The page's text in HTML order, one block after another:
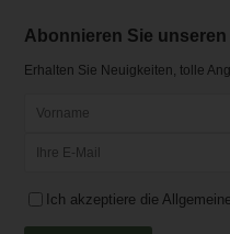
Abonnieren Sie
Erhalten Sie Neuigkeiten, tolle
Ich akzeptiere die